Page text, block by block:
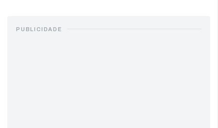
PUBLICIDADE